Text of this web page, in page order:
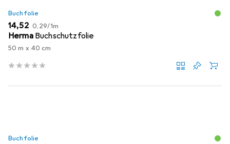
Buchfolie
EUR
14,52 EUR
0,29/1m
Herma Buchschutzfolie
50 m x 40 cm
Buchfolie